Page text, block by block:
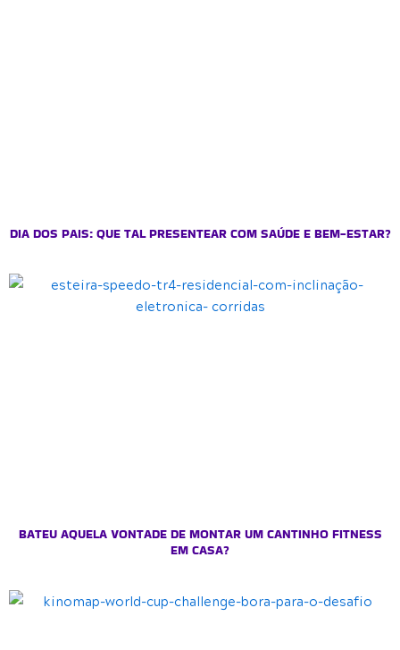
DIA DOS PAIS: QUE TAL PRESENTEAR COM SAÚDE E BEM-ESTAR?
BATEU AQUELA VONTADE DE MONTAR UM CANTINHO FITNESS
EM CASA?